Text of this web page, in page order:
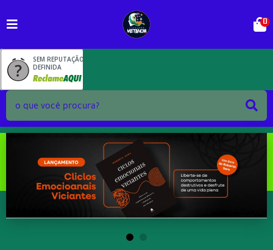
SEM REPUTAÇÃO
DEFINIDA
0